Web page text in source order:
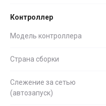
Контроллер
Модель контроллера
Страна сборки
Слежение за сетью
(автозапуск)